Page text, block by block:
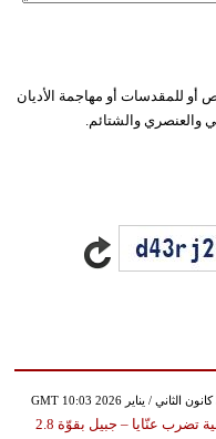
أو للمقدسات أو مهاجمة الأديان
والعنصري والشتائم.
هزة أرضية تضرب عنّايا – جبيل بقوّة 2.8